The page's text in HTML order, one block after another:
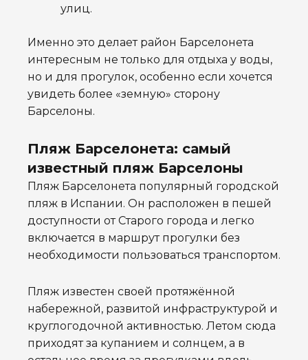
улиц.
Именно это делает район Барселонета
интересным не только для отдыха у воды,
но и для прогулок, особенно если хочется
увидеть более «земную» сторону
Барселоны.
Пляж Барселонета: самый
известный пляж Барселоны
Пляж Барселонета популярный городской
пляж в Испании. Он расположен в пешей
доступности от Старого города и легко
включается в маршрут прогулки без
необходимости пользоваться транспортом.
Пляж известен своей протяжённой
набережной, развитой инфраструктурой и
круглогодочной активностью. Летом сюда
приходят за купанием и солнцем, а в